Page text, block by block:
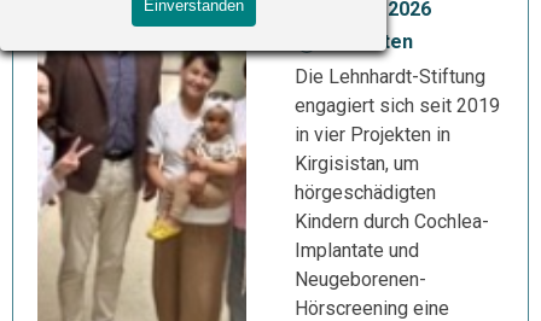
Einverstanden
11 Jun 2026
4 Minuten
Die Lehnhardt-Stiftung
engagiert sich seit 2019
in vier Projekten in
Kirgisistan, um
hörgeschädigten
Kindern durch Cochlea-
Implantate und
Neugeborenen-
Hörscreening eine